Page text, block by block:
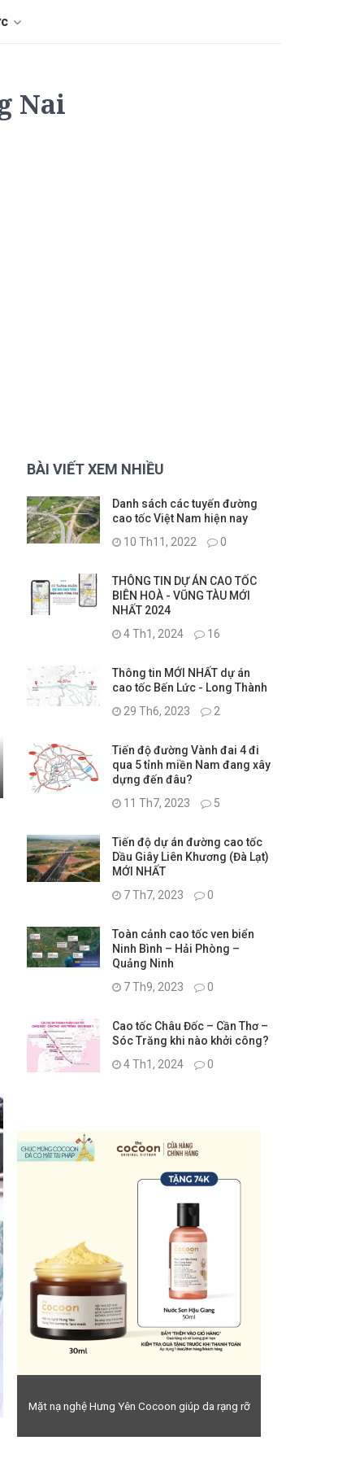
Nai
BÀI VIẾT XEM NHIỀU
Danh sách các tuyến đường
cao tốc Việt Nam hiện nay
10 Th11, 2022
0
THÔNG TIN DỰ ÁN CAO TỐC
BIÊN HOÀ - VŨNG TÀU MỚI
NHẤT 2024
4 Th1, 2024
16
Thông tin MỚI NHẤT dự án
cao tốc Bến Lức - Long Thành
29 Th6, 2023
2
Tiến độ đường Vành đai 4 đi
qua 5 tỉnh miền Nam đang xây
dựng đến đâu?
11 Th7, 2023
5
Tiến độ dự án đường cao tốc
Dầu Giây Liên Khương (Đà Lạt)
MỚI NHẤT
7 Th7, 2023
0
Toàn cảnh cao tốc ven biển
Ninh Bình – Hải Phòng –
Quảng Ninh
7 Th9, 2023
0
Cao tốc Châu Đốc – Cần Thơ –
Sóc Trăng khi nào khởi công?
4 Th1, 2024
0
Mặt nạ nghệ Hưng Yên Cocoon giúp da rạng rỡ